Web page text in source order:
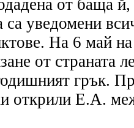
от баща
уведомени
На 6 май
от страната
грък.
открили Е.А.